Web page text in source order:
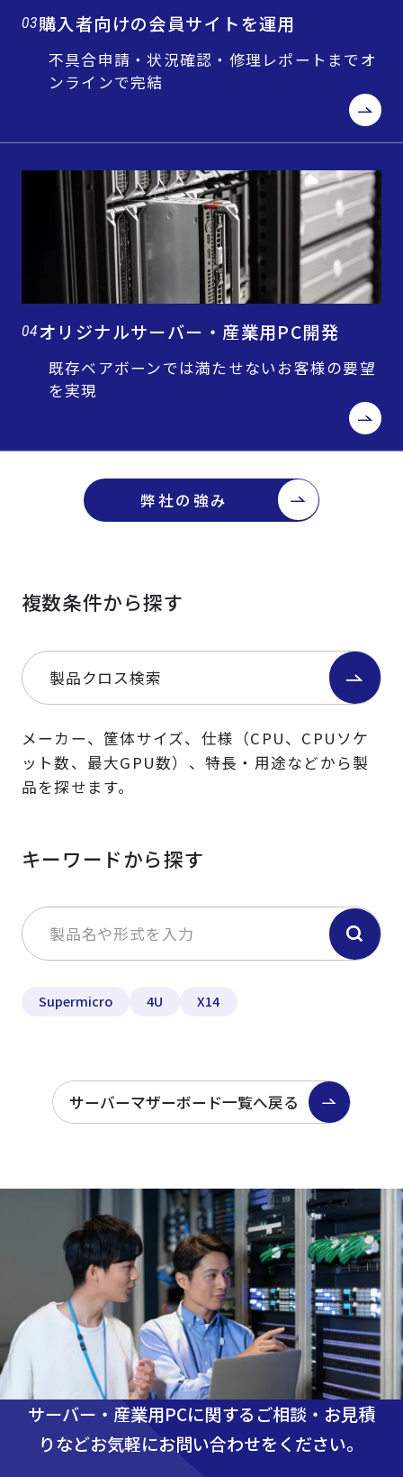
03購入者向けの会員サイトを運用
不具合申請・状況確認・修理レポートまでオ
ンラインで完結
04オリジナルサーバー・産業用PC開発
既存ベアボーンでは満たせないお客様の要望
を実現
弊社の強み
複数条件から探す
製品クロス検索
メーカー、筐体サイズ、仕様（CPU、CPUソケ
ット数、最大GPU数）、特長・用途などから製
品を探せます。
キーワードから探す
Supermicro 4U X14
サーバーマザーボード一覧へ戻る
サーバー・産業用PCに関するご相談・お見積
りなどお気軽にお問い合わせをください。